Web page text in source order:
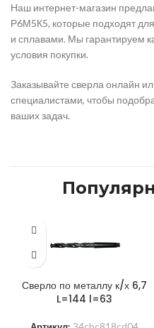
Наш интернет-магазин
Р6М5К5, которые подходят
и сплавами. Мы гарантируем
условия покупки.
Заказывайте сверла онлайн
специалистами, чтобы
ваших задач.
Сверло по металлу к/х 6,7
L=144 l=63